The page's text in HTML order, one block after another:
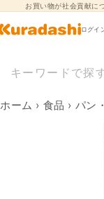
コンテンツに進
む
お買い物が社会貢献に
ログイ
ホーム › 食品 › パン